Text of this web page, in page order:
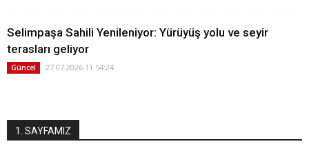
Selimpaşa Sahili Yenileniyor: Yürüyüş yolu ve seyir
terasları geliyor
Güncel 27.07.2026 11:54:24
1. SAYFAMIZ